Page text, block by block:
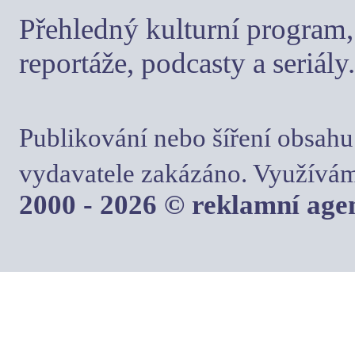
Přehledný kulturní
reportáže, podcasty a seriály.
Publikování nebo šíření
vydavatele zakázáno.
2000 - 2026 © reklamní